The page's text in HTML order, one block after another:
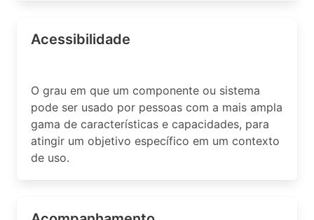
Acessibilidade
O grau em que um componente ou sistema
pode ser usado por pessoas com a mais ampla
gama de características e capacidades, para
atingir um objetivo específico em um contexto
de uso.